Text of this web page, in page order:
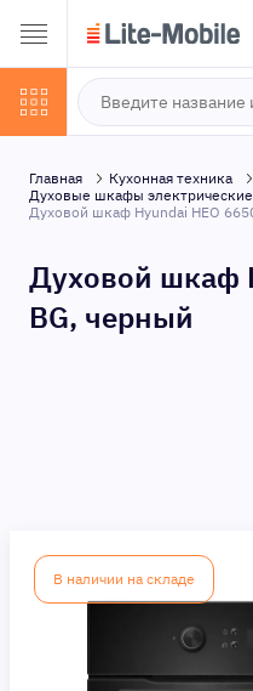
Главная Кухонная техника
Духовые шкафы электрические
Духовой шкаф Hyundai HEO
Духовой шкаф
BG, черный
В наличии на складе